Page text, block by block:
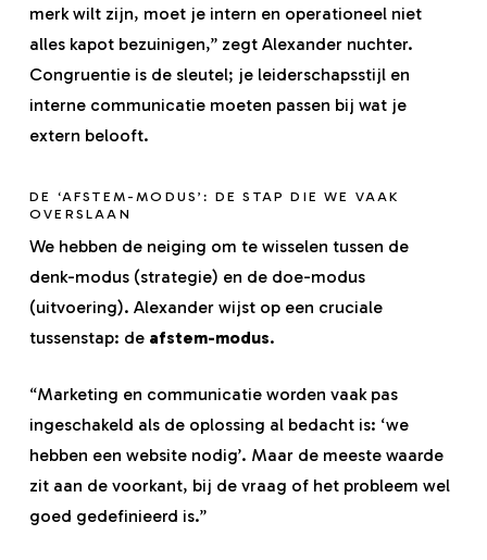
merk wilt zijn, moet je intern en operationeel niet
alles kapot bezuinigen,” zegt Alexander nuchter.
Congruentie is de sleutel; je leiderschapsstijl en
interne communicatie moeten passen bij wat je
extern belooft.
DE ‘AFSTEM-MODUS’: DE STAP DIE WE VAAK
OVERSLAAN
We hebben de neiging om te wisselen tussen de
denk-modus (strategie) en de doe-modus
(uitvoering). Alexander wijst op een cruciale
tussenstap: de afstem-modus.
“Marketing en communicatie worden vaak pas
ingeschakeld als de oplossing al bedacht is: ‘we
hebben een website nodig’. Maar de meeste waarde
zit aan de voorkant, bij de vraag of het probleem wel
goed gedefinieerd is.”